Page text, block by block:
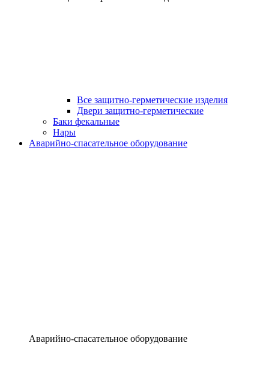
Все защитно-герметические изделия
Двери защитно-герметические
Баки фекальные
Нары
Аварийно-спасательное оборудование
Аварийно-спасательное оборудование